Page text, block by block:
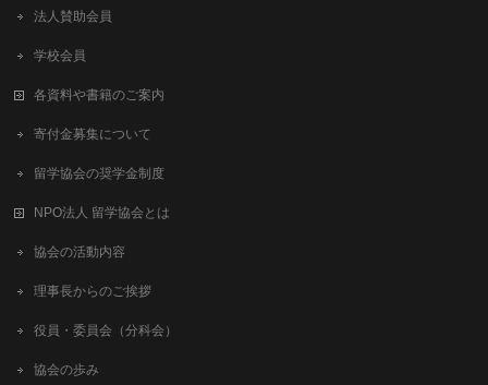
法人賛助会員
学校会員
各資料や書籍のご案内
寄付金募集について
留学協会の奨学金制度
NPO法人 留学協会とは
協会の活動内容
理事長からのご挨拶
役員・委員会（分科会）
協会の歩み